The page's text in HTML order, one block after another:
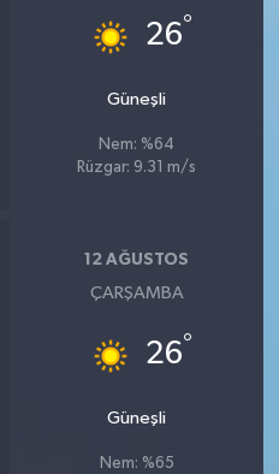
26°
Güneşli
Nem: %64
Rüzgar: 9.31 m/s
12 AĞUSTOS
ÇARŞAMBA
26°
Güneşli
Nem: %65